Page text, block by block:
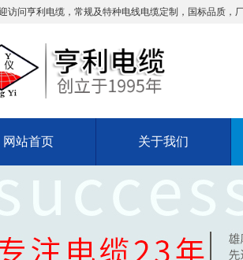
访问亨利电缆，常规及特种电线电缆定制，国标品质，
网站首页 关于我们